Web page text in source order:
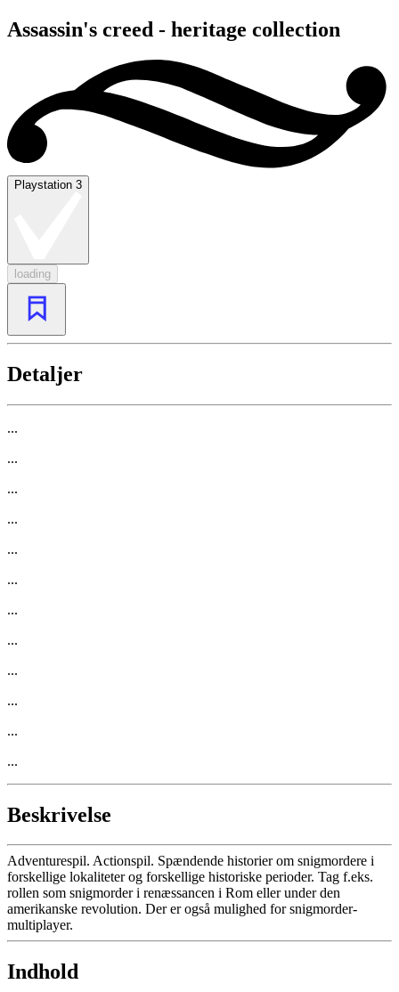
Assassin's creed - heritage collection
Playstation 3
loading
Detaljer
...
...
...
...
...
...
...
...
...
...
...
...
Beskrivelse
Adventurespil. Actionspil. Spændende historier om snigmordere i
forskellige lokaliteter og forskellige historiske perioder. Tag f.eks.
rollen som snigmorder i renæssancen i Rom eller under den
amerikanske revolution. Der er også mulighed for snigmorder-
multiplayer.
Indhold